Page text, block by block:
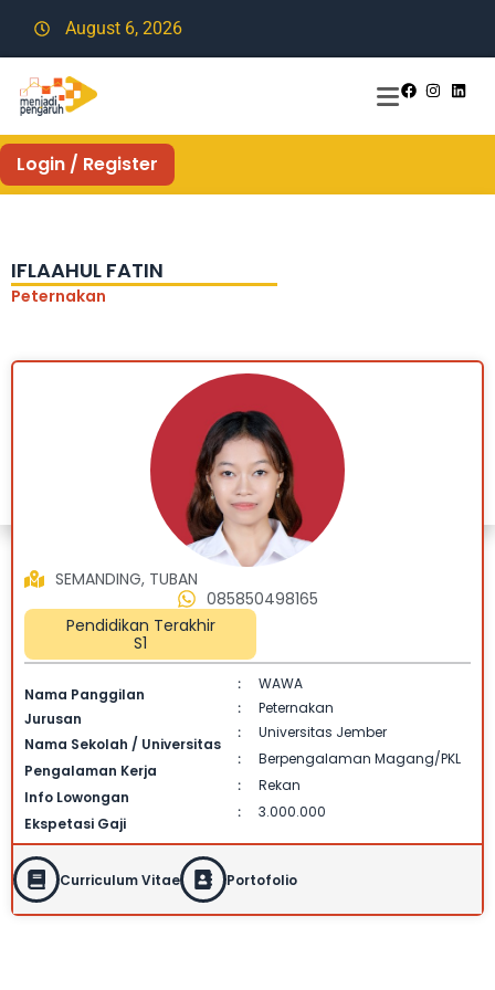
August 6, 2026
Login / Register
IFLAAHUL FATIN
Peternakan
Pendidikan Terakhir
S1
085850498165
SEMANDING, TUBAN
Nama Panggilan
:
WAWA
Jurusan
:
Peternakan
Nama Sekolah / Universitas
: Universitas Jember
Pengalaman Kerja
: Berpengalaman Magang/PKL
Info Lowongan
: Rekan
Ekspetasi Gaji
: 3.000.000
Curriculum Vitae Portofolio